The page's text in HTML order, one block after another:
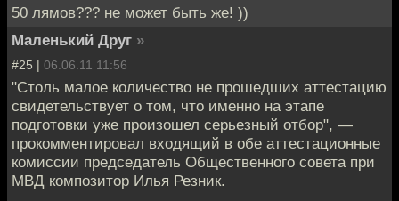
50 лямов??? не может быть же! ))
Маленький Друг »
#25 | 06.06.11 11:56
"Столь малое количество не прошедших аттестацию
свидетельствует о том, что именно на этапе
подготовки уже произошел серьезный отбор", —
прокомментировал входящий в обе аттестационные
комиссии председатель Общественного совета при
МВД композитор Илья Резник.